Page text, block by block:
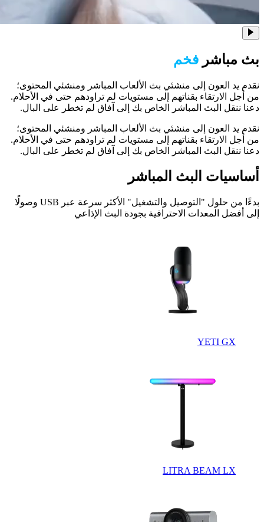
بث مباشر فخم
نقدم يد العون إلى منشئي بث الألعاب المباشر ومنشئي المحتوى؛
من أجل الارتقاء بقناتهم إلى مستويات لم تراودهم حتى في الأحلام.
دعنا ننقل البث المباشر الخاص بك إلى آفاق لم تخطر على البال.
نقدم يد العون إلى منشئي بث الألعاب المباشر ومنشئي المحتوى؛
من أجل الارتقاء بقناتهم إلى مستويات لم تراودهم حتى في الأحلام.
دعنا ننقل البث المباشر الخاص بك إلى آفاق لم تخطر على البال.
أساسيات البث المباشر
بدءًا من حلول "التوصيل والتشغيل" الأكثر سرعة عبر USB‏ وصولًا
إلى أفضل المعدات الاحترافية بجودة البث الإذاعي